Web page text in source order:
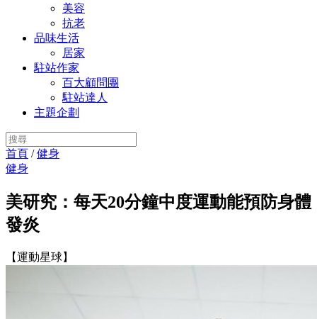
美容
抗老
品味生活
居家
駐站作家
百大顧問團
駐站達人
主題企劃
首頁 /健身
健身
美研究：每天20分鐘中度運動能預防身體
發炎
【運動星球】